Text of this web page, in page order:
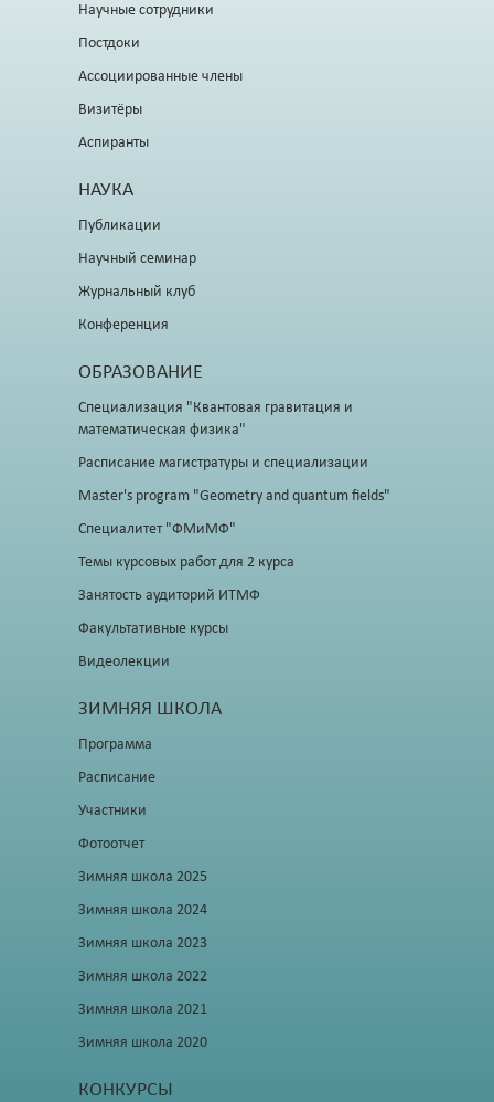
Научные сотрудники
Постдоки
Ассоциированные члены
Визитёры
Аспиранты
НАУКА
Публикации
Научный семинар
Журнальный клуб
Конференция
ОБРАЗОВАНИЕ
Специализация "Квантовая гравитация и
математическая физика"
Расписание магистратуры и специализации
Master's program "Geometry and quantum fields"
Специалитет "ФМиМФ"
Темы курсовых работ для 2 курса
Занятость аудиторий ИТМФ
Факультативные курсы
Видеолекции
ЗИМНЯЯ ШКОЛА
Программа
Расписание
Участники
Фотоотчет
Зимняя школа 2025
Зимняя школа 2024
Зимняя школа 2023
Зимняя школа 2022
Зимняя школа 2021
Зимняя школа 2020
КОНКУРСЫ